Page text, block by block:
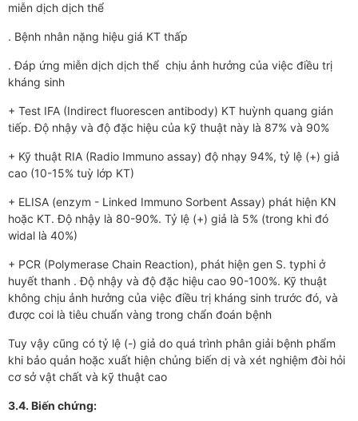
miễn dịch dịch thể
. Bệnh nhân nặng hiệu giá KT thấp
. Đáp ứng miễn dịch dịch thể chịu ảnh hư­­ởng của việc điều trị
kháng sinh
+ Test IFA (Indirect fluorescen antibody) KT huỳnh quang gián
tiếp. Độ nhậy và độ đặc hiệu của kỹ thuật này là 87% và 90%
+ Kỹ thuật RIA (Radio Immuno assay) độ nhạy 94%, tỷ lệ (+) giả
cao (10-15% tuỳ lớp KT)
+ ELISA (enzym - Linked Immuno Sorbent Assay) phát hiện KN
hoặc KT. Độ nhậy là 80-90%. Tỷ lệ (+) giả là 5% (trong khi đó
widal là 40%)
+ PCR (Polymerase Chain Reaction), phát hiện gen S. typhi ở
huyết thanh . Độ nhậy và độ đặc hiệu cao 90-100%. Kỹ thuật
không chịu ảnh h­ưởng của việc điều trị kháng sinh trư­­ớc đó, và
đ­ược coi là tiêu chuẩn vàng trong chẩn đoán bệnh
Tuy vậy cũng có tỷ lệ (-) giả do quá trình phân giải bệnh phẩm
khi bảo quản hoặc xuất hiện chủng biến dị và xét nghiệm đòi hỏi
cơ sở vật chất và kỹ thuật cao
3.4. Biến chứng: